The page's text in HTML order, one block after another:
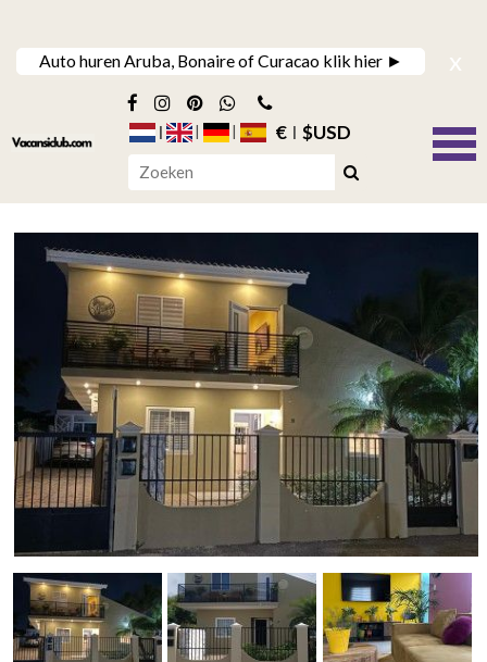
Auto huren Aruba, Bonaire of Curacao klik hier ► x
€ $USD